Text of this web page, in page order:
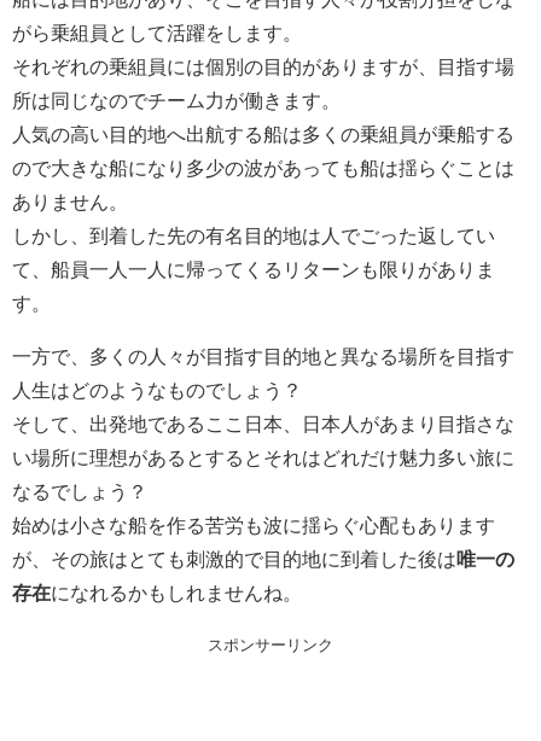
がら乗組員として活躍をします。
それぞれの乗組員には個別の目的がありますが、目指す場
所は同じなのでチーム力が働きます。
人気の高い目的地へ出航する船は多くの乗組員が乗船する
ので大きな船になり多少の波があっても船は揺らぐことは
ありません。
しかし、到着した先の有名目的地は人でごった返してい
て、船員一人一人に帰ってくるリターンも限りがありま
す。
一方で、多くの人々が目指す目的地と異なる場所を目指す
人生はどのようなものでしょう？
そして、出発地であるここ日本、日本人があまり目指さな
い場所に理想があるとするとそれはどれだけ魅力多い旅に
なるでしょう？
始めは小さな船を作る苦労も波に揺らぐ心配もあります
が、その旅はとても刺激的で目的地に到着した後は唯一の
存在になれるかもしれませんね。
スポンサーリンク